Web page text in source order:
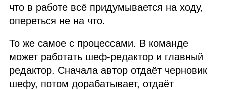
что в работе всё придумывается на ходу,
опереться не на что.
То же самое с процессами. В команде
может работать шеф‑редактор и главный
редактор. Сначала автор отдаёт черновик
шефу, потом дорабатывает, отдаёт